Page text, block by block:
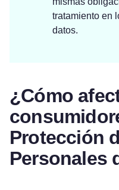
tratamiento en
datos.
¿Cómo
Protección
Personales